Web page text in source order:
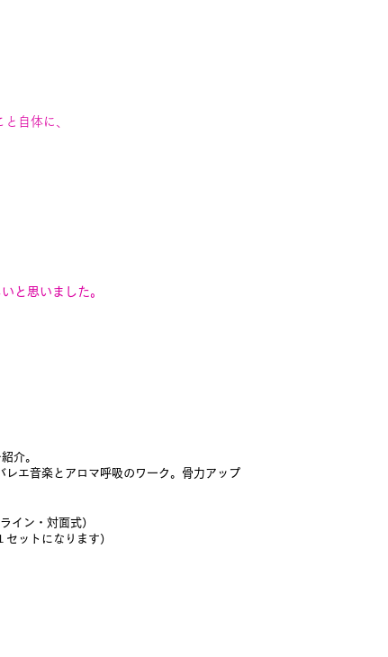
自体に、
と思いました。
介。
エ音楽とアロマ呼吸のワーク。骨力アップ
ン・対面式）
ットになります）